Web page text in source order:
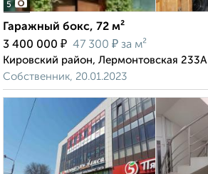
5
Гаражный бокс, 72 м²
3 400 000 ₽ 47 300 ₽ за м²
Кировский район, Лермонтовская 233А
Собственник, 20.01.2023